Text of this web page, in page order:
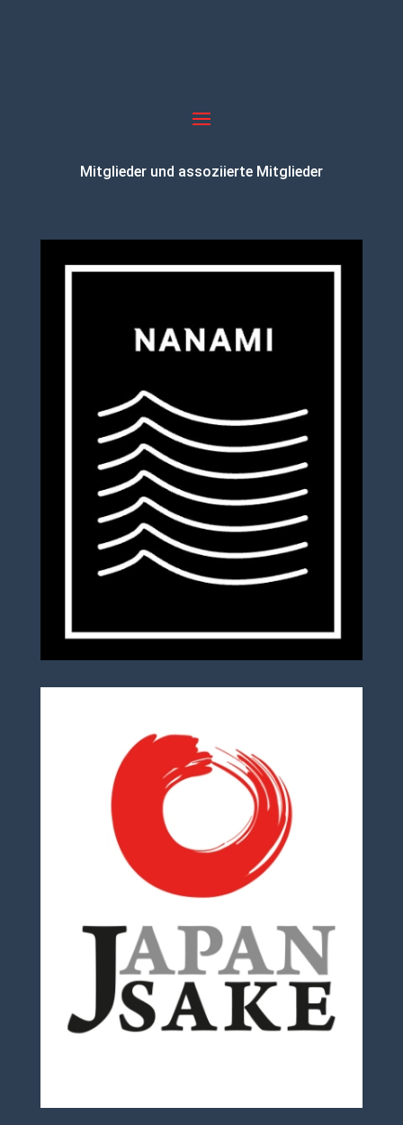
Mitglieder und assoziierte Mitglieder